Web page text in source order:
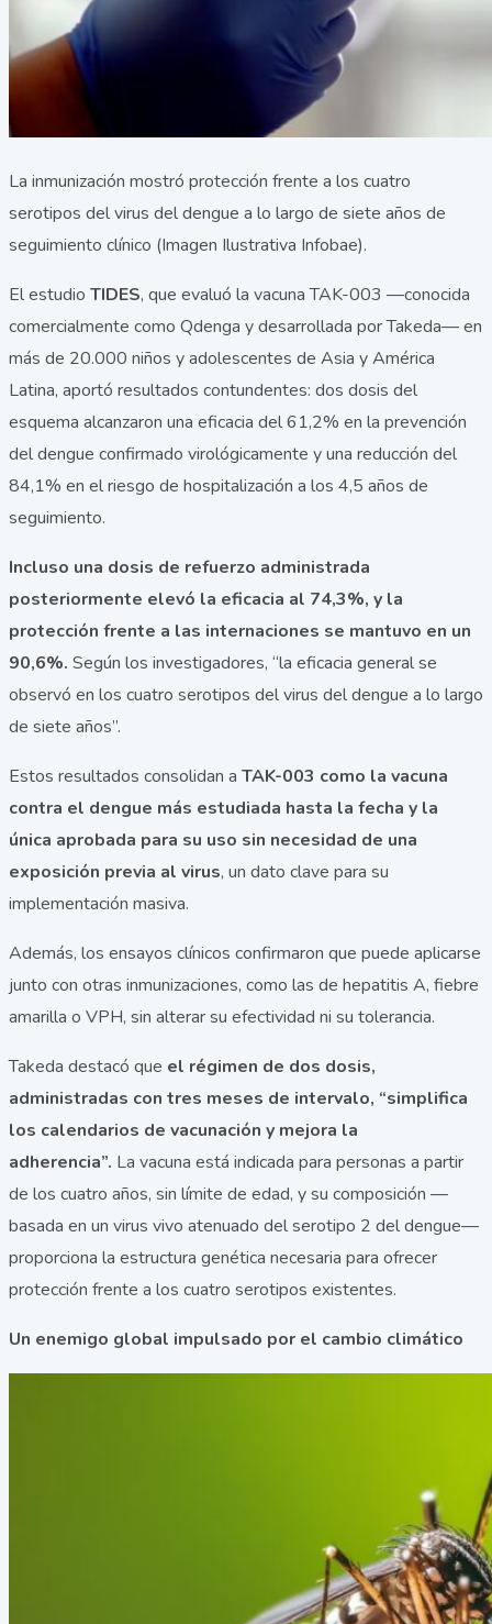
La inmunización mostró protección frente a los cuatro
serotipos del virus del dengue a lo largo de siete años de
seguimiento clínico (Imagen Ilustrativa Infobae).
El estudio TIDES, que evaluó la vacuna TAK-003 —conocida
comercialmente como Qdenga y desarrollada por Takeda— en
más de 20.000 niños y adolescentes de Asia y América
Latina, aportó resultados contundentes: dos dosis del
esquema alcanzaron una eficacia del 61,2% en la prevención
del dengue confirmado virológicamente y una reducción del
84,1% en el riesgo de hospitalización a los 4,5 años de
seguimiento.
Incluso una dosis de refuerzo administrada
posteriormente elevó la eficacia al 74,3%, y la
protección frente a las internaciones se mantuvo en un
90,6%. Según los investigadores, “la eficacia general se
observó en los cuatro serotipos del virus del dengue a lo largo
de siete años”.
Estos resultados consolidan a TAK-003 como la vacuna
contra el dengue más estudiada hasta la fecha y la
única aprobada para su uso sin necesidad de una
exposición previa al virus, un dato clave para su
implementación masiva.
Además, los ensayos clínicos confirmaron que puede aplicarse
junto con otras inmunizaciones, como las de hepatitis A, fiebre
amarilla o VPH, sin alterar su efectividad ni su tolerancia.
Takeda destacó que el régimen de dos dosis,
administradas con tres meses de intervalo, “simplifica
los calendarios de vacunación y mejora la
adherencia”. La vacuna está indicada para personas a partir
de los cuatro años, sin límite de edad, y su composición —
basada en un virus vivo atenuado del serotipo 2 del dengue—
proporciona la estructura genética necesaria para ofrecer
protección frente a los cuatro serotipos existentes.
Un enemigo global impulsado por el cambio climático